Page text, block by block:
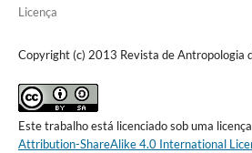
Licença
Copyright (c) 2013 Revista de Antropologia
Este trabalho está licenciado sob uma licença
Attribution-ShareAlike 4.0 International